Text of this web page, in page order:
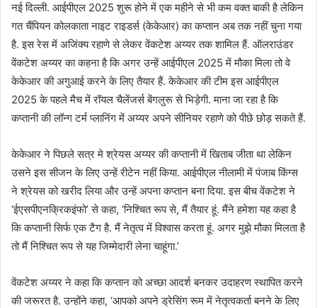
नई दिल्ली. आईपीएल 2025 शुरू होने में एक महीने से भी कम वक्त बाकी है लेकिन
गत चैंपियन कोलकाता नाइट राइडर्स (केकेआर) का कप्तान अब तक नहीं चुना गया
है. इस रेस में अजिंक्य रहाणे से लेकर वेंकटेश अय्यर तक शामिल हैं. ऑलराउंडर
वेंकटेश अय्यर का कहना है कि अगर उन्हें आईपीएल 2025 में मौका मिला तो वे
केकेआर की अगुआई करने के लिए तैयार हैं. केकेआर की टीम इस आईपीएल
2025 के पहले मैच में रॉयल चैलेंजर्स बेंगलुरू से भिड़ेगी. माना जा रहा है कि
कप्तानी की लॉन्ग टर्म प्लानिंग में अय्यर अपने सीनियर रहाणे को पीछे छोड़ सकते हैं.
केकेआर ने पिछले सत्र मे श्रेयस अय्यर की कप्तानी में खिताब जीता था लेकिन
उसने इस सीजन के लिए उन्हें रीटेन नहीं किया. आईपीएल नीलामी में पंजाब किंग्स
ने श्रेयस को खरीद लिया और उन्हें अपना कप्तान बना दिया. इस बीच वेंकटेश ने
‘ईएसपीएनक्रिकइंफो’ से कहा, ‘निश्चित रूप से, मैं तैयार हूं. मैंने हमेशा यह कहा है
कि कप्तानी सिर्फ एक टैग है. मैं नेतृत्व में विश्वास करता हूं. अगर मुझे मौका मिलता है
तो मैं निश्चित रूप से यह जिम्मेदारी लेना चाहूंगा.’
वेंकटेश अय्यर ने कहा कि कप्तान को अच्छा आदर्श बनकर उदाहरण स्थापित करने
की जरूरत है. उन्होंने कहा, ‘आपको अपने ड्रेसिंग रूम में नेतृत्वकर्ता बनने के लिए